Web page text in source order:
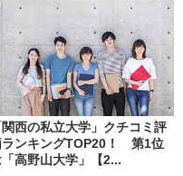
関西の私立大学」クチコミ評
ランキングTOP20！ 第1位
「高野山大学」【2...